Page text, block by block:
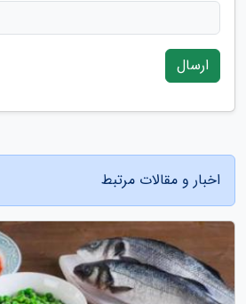
ارسال
اخبار و مقالات مرتبط